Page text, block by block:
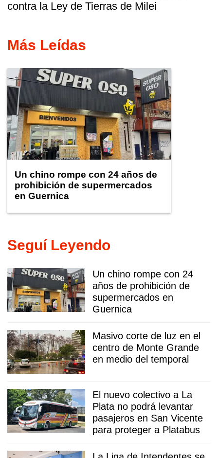
contra la Ley de Tierras de Milei
Más Leídas
Un chino rompe con 24 años de
prohibición de supermercados
en Guernica
Seguí Leyendo
Un chino rompe con 24
años de prohibición de
supermercados en
Guernica
Masivo corte de luz en el
centro de Monte Grande
en medio del temporal
El nuevo colectivo a La
Plata no podrá levantar
pasajeros en San Vicente
para proteger a Platabus